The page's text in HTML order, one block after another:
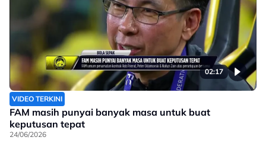
02:17
VIDEO TERKINI
FAM masih punyai banyak masa untuk buat
keputusan tepat
24/06/2026